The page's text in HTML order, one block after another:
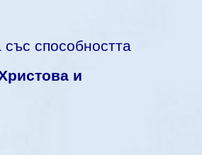
със способността
и